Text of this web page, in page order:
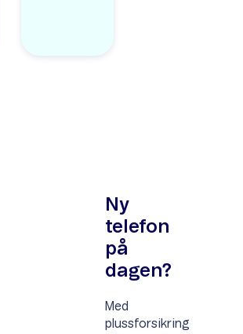
Ny
telefon
på
dagen?
Med
plussforsikring